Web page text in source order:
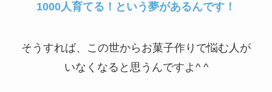
1000人育てる！という夢があるんです！
そうすれば、この世からお菓子作りで悩む人が
いなくなると思うんですよ^ ^